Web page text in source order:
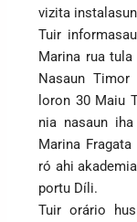
vizita
Tuir
Marina rua tula
Nasaun
loron 30 Maiu
nia nasaun
Marina
ró ahi
portu Díli.
Tuir orário